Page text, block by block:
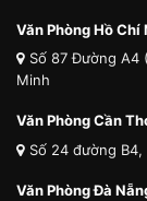
Văn Phòng Hồ Chí
Số 87 Đường A4
Minh
Văn Phòng Cần
Số 24 đường B4,
Văn Phòng Đà